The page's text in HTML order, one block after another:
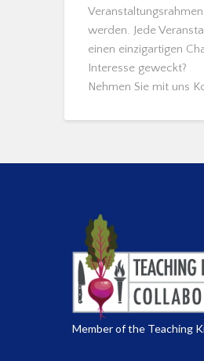
werden. Jede
einen einzigartigen
Interesse geweckt?
Nehmen Sie mit uns
Member of the Teaching